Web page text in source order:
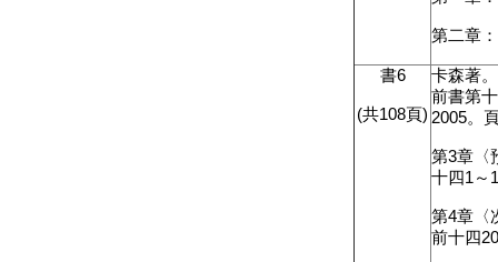
第二章
書6
(共108頁)
卡森著
前書第
2005。
第3章〈
十四1 ～
第4章〈
前十四